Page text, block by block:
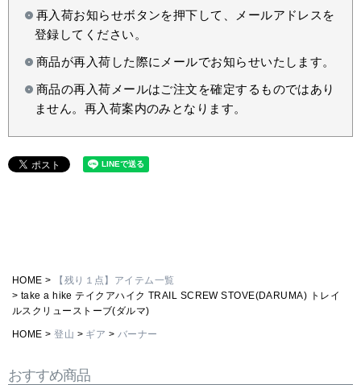
再入荷お知らせボタンを押下して、メールアドレスを
登録してください。
商品が再入荷した際にメールでお知らせいたします。
商品の再入荷メールはご注文を確定するものではあり
ません。再入荷案内のみとなります。
HOME
【残り１点】アイテム一覧
take a hike テイクアハイク TRAIL SCREW STOVE(DARUMA) トレイ
ルスクリューストーブ(ダルマ)
HOME 登山 ギア バーナー
おすすめ商品